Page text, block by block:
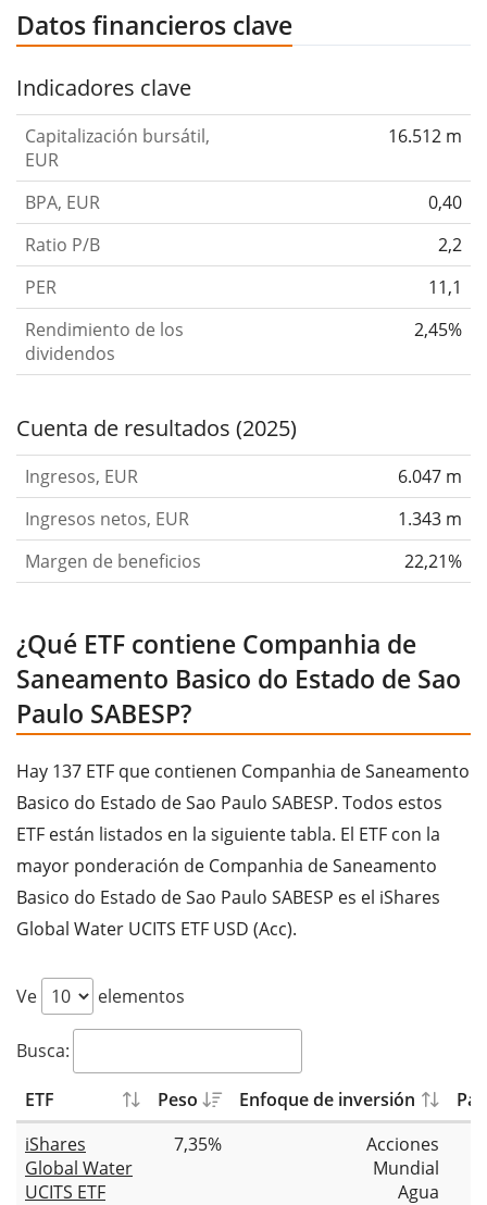
Datos financieros clave
Indicadores clave
Capitalización bursátil,
EUR
16.512 m
BPA, EUR
0,40
Ratio P/B
2,2
PER
11,1
Rendimiento de los
dividendos
2,45%
Cuenta de resultados (2025)
Ingresos, EUR
6.047 m
Ingresos netos, EUR
1.343 m
Margen de beneficios
22,21%
¿Qué ETF contiene Companhia de
Saneamento Basico do Estado de Sao
Paulo SABESP?
Hay 137 ETF que contienen Companhia de Saneamento
Basico do Estado de Sao Paulo SABESP. Todos estos
ETF están listados en la siguiente tabla. El ETF con la
mayor ponderación de Companhia de Saneamento
Basico do Estado de Sao Paulo SABESP es el iShares
Global Water UCITS ETF USD (Acc).
Ve elementos
Busca:
ETF Peso Enfoque de inversión
iShares
Global Water
UCITS ETF
7,35%
Acciones
Mundial
Agua